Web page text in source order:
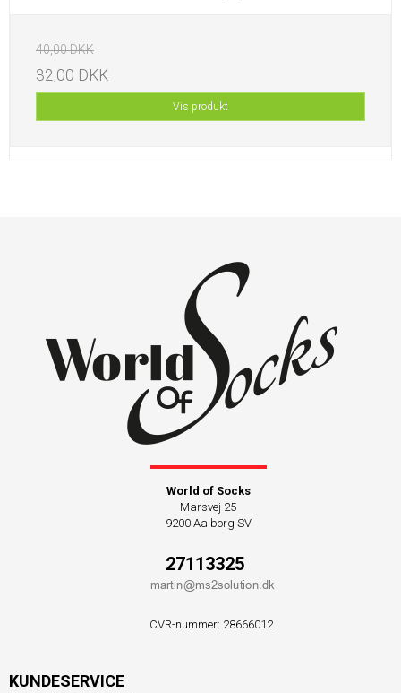
40,00 DKK
32,00 DKK
Vis produkt
World of Socks
Marsvej 25
9200 Aalborg SV
27113325
CVR-nummer: 28666012
KUNDESERVICE